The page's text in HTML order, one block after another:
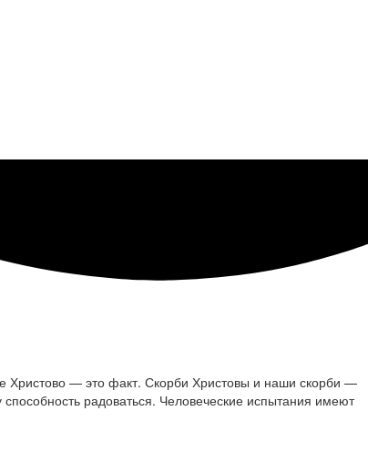
Христово — это факт. Скорби Христовы и наши скорби —
радоваться. Человеческие испытания имеют